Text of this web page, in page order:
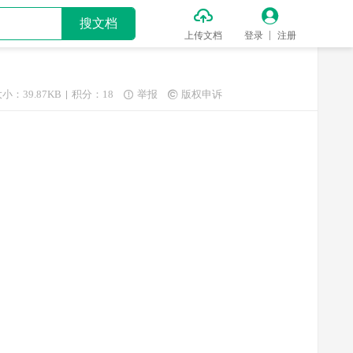
搜文档 
上传文档

登录 注册
小：39.87KB 积分：18  举报  版权申诉